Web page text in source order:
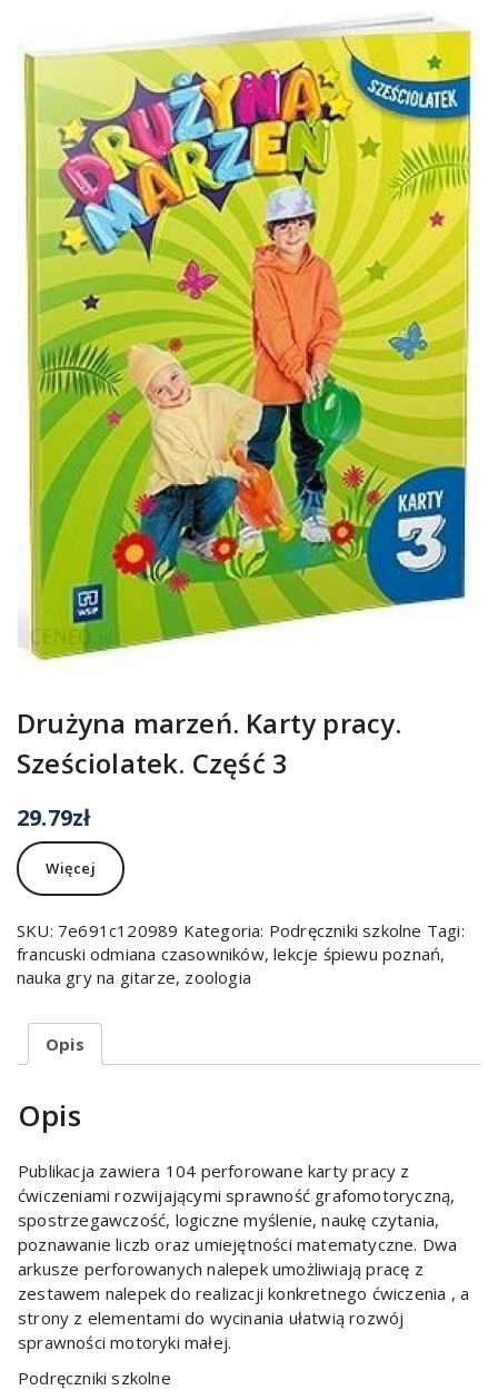
Drużyna marzeń. Karty pracy.
Sześciolatek. Część 3
29.79zł
Więcej
SKU: 7e691c120989 Kategoria: Podręczniki szkolne Tagi:
francuski odmiana czasowników,lekcje śpiewu poznań,
nauka gry na gitarze, zoologia
Opis
Opis
Publikacja zawiera 104 perforowane karty pracy z
ćwiczeniami rozwijającymi sprawność grafomotoryczną,
spostrzegawczość, logiczne myślenie, naukę czytania,
poznawanie liczb oraz umiejętności matematyczne. Dwa
arkusze perforowanych nalepek umożliwiają pracę z
zestawem nalepek do realizacji konkretnego ćwiczenia , a
strony z elementami do wycinania ułatwią rozwój
sprawności motoryki małej.
Podręczniki szkolne